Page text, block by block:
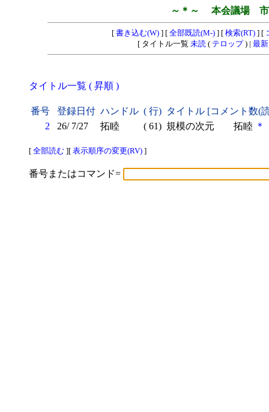
～＊～ 本会議場 市
[ 書き込む(W)] [ 全部既読(M-)] [ 検索(RT)] [
[ タイトル一覧 未読( テロップ) | 最新
タイトル一覧 ( 昇順 )
番号 登録日付 ハンドル ( 行) タイトル [コメント数(
2
26/ 7/27 拓睦 ( 61) 規模の次元 拓睦 ＊
[ 全部読む ][ 表示順序の変更(RV) ]
番号またはコマンド=